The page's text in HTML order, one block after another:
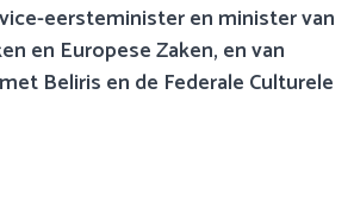
eersteminister en minister van
en Europese Zaken, en van
Beliris en de Federale Culturele